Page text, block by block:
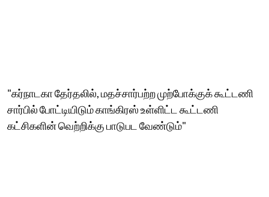
"கர்நாடகா தேர்தலில், மதச்சார்பற்ற முற்போக்குக் கூட்டணி
சார்பில் போட்டியிடும் காங்கிரஸ் உள்ளிட்ட கூட்டணி
கட்சிகளின் வெற்றிக்கு பாடுபட வேண்டும்"